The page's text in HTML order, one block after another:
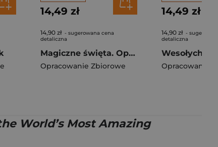
14,49 zł
14,90 zł - sugerowana cena
detaliczna
Magiczne święta. Opowiadanka & rzepiki
Opracowanie Zbiorowe
14,49 zł
14,90 zł -
detaliczna
Opracowanie
World’s Most Amazing